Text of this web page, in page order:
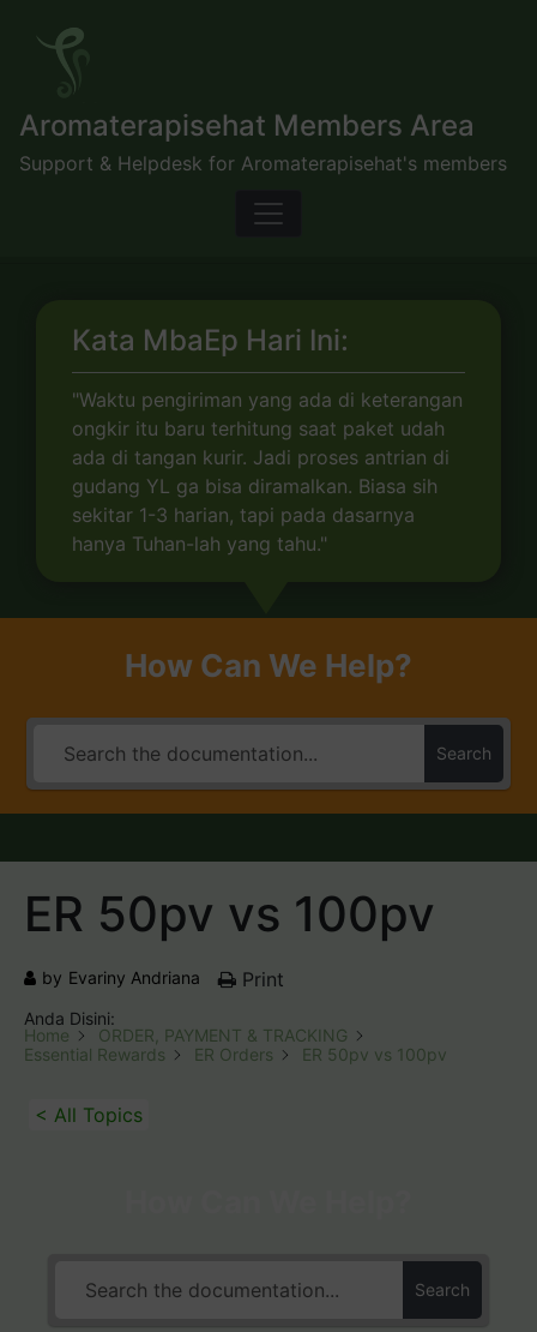
content
Aromaterapisehat Members Area
Support & Helpdesk for Aromaterapisehat's members
Kata MbaEp Hari Ini:
"Waktu pengiriman yang ada di keterangan
ongkir itu baru terhitung saat paket udah
ada di tangan kurir. Jadi proses antrian di
gudang YL ga bisa diramalkan. Biasa sih
sekitar 1-3 harian, tapi pada dasarnya
hanya Tuhan-lah yang tahu."
How Can We Help?
Search
ER 50pv vs 100pv
by Evariny Andriana Print
Anda Disini:
Home
ORDER, PAYMENT & TRACKING
Essential Rewards
ER Orders ER 50pv vs 100pv
< All Topics
Search